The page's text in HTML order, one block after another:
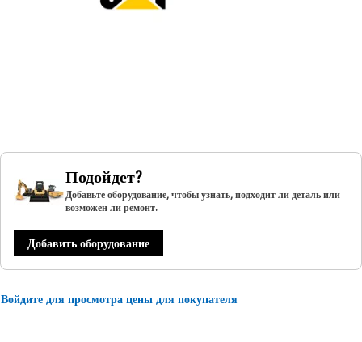
Подойдет?
Добавьте оборудование, чтобы узнать, подходит ли деталь или
возможен ли ремонт.
Добавить оборудование
Войдите для просмотра цены для покупателя